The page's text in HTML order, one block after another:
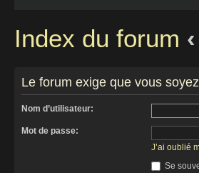
Index du forum ‹
Le forum exige que vous
Nom d’utilisateur:
Mot de passe:
J’ai oublié
Se